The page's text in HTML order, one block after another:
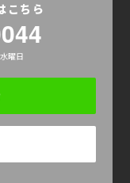
こちら
曜日